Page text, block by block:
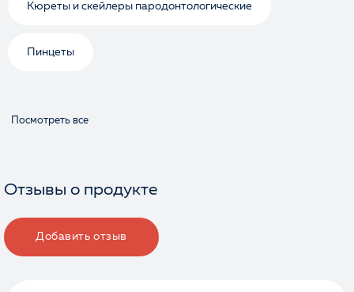
Кюреты и скейлеры пародонтологические
Пинцеты
Посмотреть все
Отзывы о продукте
Добавить отзыв